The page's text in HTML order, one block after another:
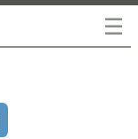
☰